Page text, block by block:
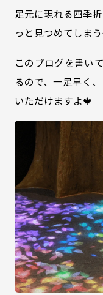
足元に現れる四季
っと見つめてしまう
このブログを書い
るので、一足早く
いただけますよ🍁